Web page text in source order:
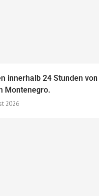
innerhalb 24 Stunden von
Montenegro.
2026